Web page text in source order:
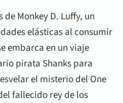
Monkey D. Luffy, un
elásticas al consumir
embarca en un viaje
pirata Shanks para
el misterio del One
fallecido rey de los